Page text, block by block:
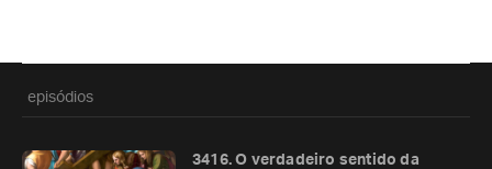
episódios
3416. O verdadeiro sentido da